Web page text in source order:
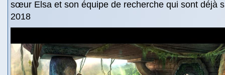
sœur Elsa et son équipe de recherche qui sont déjà
2018